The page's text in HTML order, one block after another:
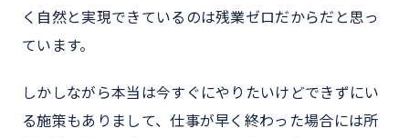
く自然と実現できているのは残業ゼロだからだと思っ
ています。
しかしながら本当は今すぐにやりたいけどできずにい
る施策もありまして、仕事が早く終わった場合には所